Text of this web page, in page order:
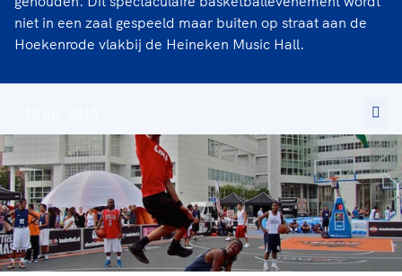
niet in een zaal gespeeld maar buiten op straat aan de
Hoekenrode vlakbij de Heineken Music Hall.